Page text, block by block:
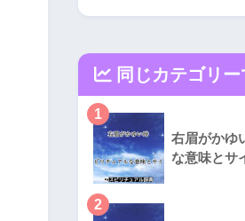
同じカテゴリ
1
右眉がかゆ
な意味とサ
2